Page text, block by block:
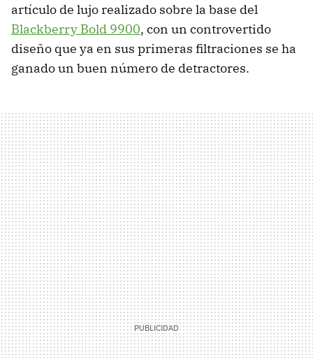
artículo de lujo realizado sobre la base del
Blackberry Bold 9900, con un controvertido
diseño que ya en sus primeras filtraciones se ha
ganado un buen número de detractores.